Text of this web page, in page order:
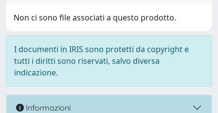
Non ci sono file associati a questo prodotto.
I documenti in IRIS sono protetti da copyright e
tutti i diritti sono riservati, salvo diversa
indicazione.
Informazioni